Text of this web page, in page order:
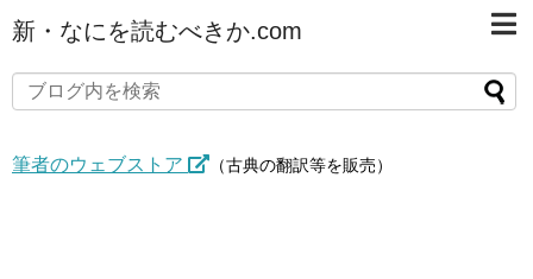
新・なにを読むべきか.com
筆者のウェブストア （古典の翻訳等を販売）